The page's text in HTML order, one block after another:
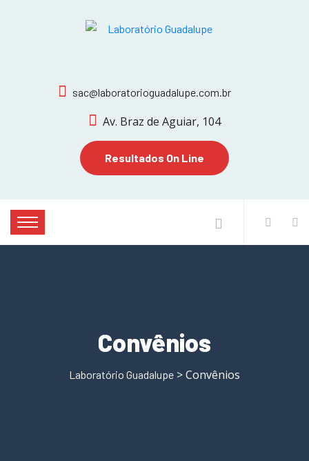
sac@laboratorioguadalupe.com.br
Av. Braz de Aguiar, 104
Resultados On Line
Convênios
Laboratório Guadalupe > Convênios